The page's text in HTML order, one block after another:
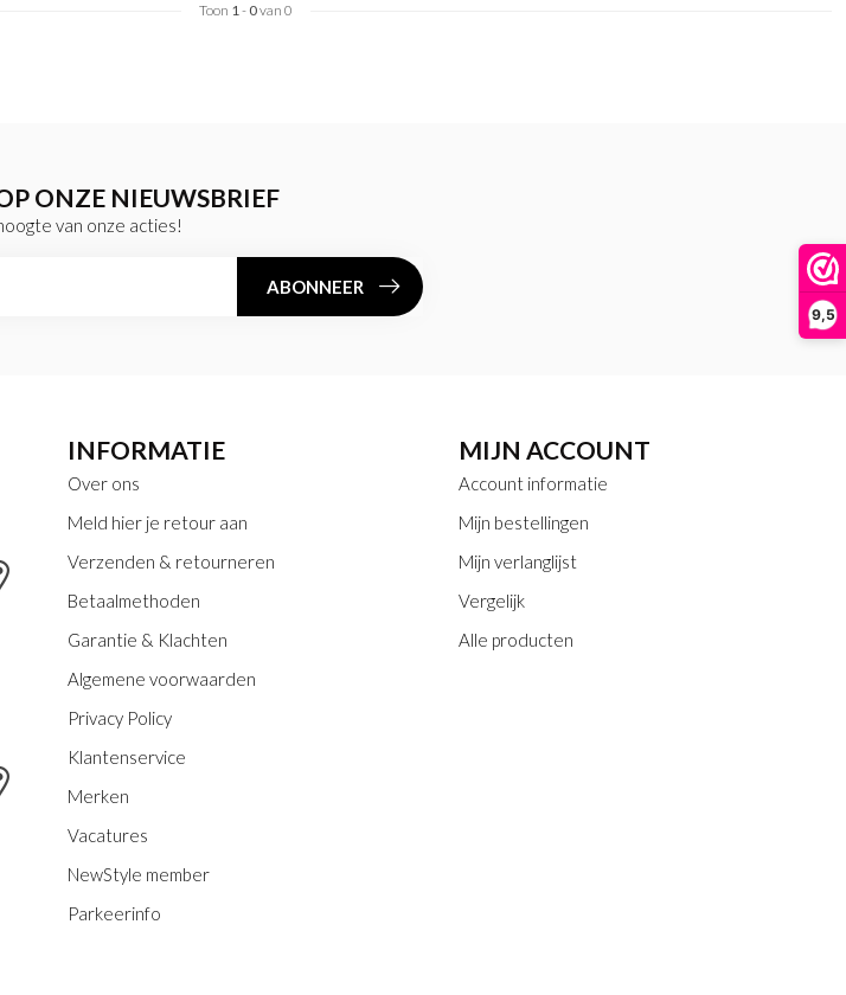
9,5
Toon 1- 0van 0
ONZE NIEUWSBRIEF
van onze acties!
ABONNEER
INFORMATIE
Over ons
Meld hier je retour aan
Verzenden & retourneren
Betaalmethoden
Garantie & Klachten
Algemene voorwaarden
Privacy Policy
Klantenservice
Merken
Vacatures
NewStyle member
Parkeerinfo
MIJN ACCOUNT
Account informatie
Mijn bestellingen
Mijn verlanglijst
Vergelijk
Alle producten